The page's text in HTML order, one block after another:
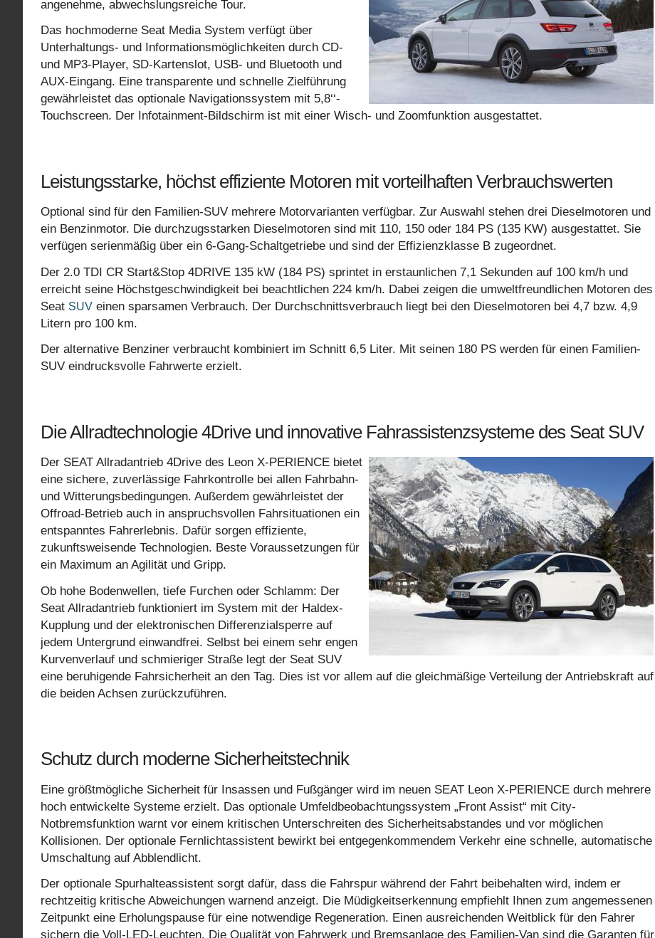
angenehme, abwechslungsreiche Tour.
Das hochmoderne Seat Media System verfügt über
Unterhaltungs- und Informationsmöglichkeiten durch CD-
und MP3-Player, SD-Kartenslot, USB- und Bluetooth und
AUX-Eingang. Eine transparente und schnelle Zielführung
gewährleistet das optionale Navigationssystem mit 5,8‘‘-
Touchscreen. Der Infotainment-Bildschirm ist mit einer Wisch- und Zoomfunktion ausgestattet.
Leistungsstarke, höchst effiziente Motoren mit vorteilhaften Verbrauchswerten
Optional sind für den Familien-SUV mehrere Motorvarianten verfügbar. Zur Auswahl stehen drei Dieselmotoren und
ein Benzinmotor. Die durchzugsstarken Dieselmotoren sind mit 110, 150 oder 184 PS (135 KW) ausgestattet. Sie
verfügen serienmäßig über ein 6-Gang-Schaltgetriebe und sind der Effizienzklasse B zugeordnet.
Der 2.0 TDI CR Start&Stop 4DRIVE 135 kW (184 PS) sprintet in erstaunlichen 7,1 Sekunden auf 100 km/h und
erreicht seine Höchstgeschwindigkeit bei beachtlichen 224 km/h. Dabei zeigen die umweltfreundlichen Motoren des
Seat SUV einen sparsamen Verbrauch. Der Durchschnittsverbrauch liegt bei den Dieselmotoren bei 4,7 bzw. 4,9
Litern pro 100 km.
Der alternative Benziner verbraucht kombiniert im Schnitt 6,5 Liter. Mit seinen 180 PS werden für einen Familien-
SUV eindrucksvolle Fahrwerte erzielt.
Die Allradtechnologie 4Drive und innovative Fahrassistenzsysteme des Seat SUV
Der SEAT Allradantrieb 4Drive des Leon X-PERIENCE bietet
eine sichere, zuverlässige Fahrkontrolle bei allen Fahrbahn-
und Witterungsbedingungen. Außerdem gewährleistet der
Offroad-Betrieb auch in anspruchsvollen Fahrsituationen ein
entspanntes Fahrerlebnis. Dafür sorgen effiziente,
zukunftsweisende Technologien. Beste Voraussetzungen für
ein Maximum an Agilität und Gripp.
Ob hohe Bodenwellen, tiefe Furchen oder Schlamm: Der
Seat Allradantrieb funktioniert im System mit der Haldex-
Kupplung und der elektronischen Differenzialsperre auf
jedem Untergrund einwandfrei. Selbst bei einem sehr engen
Kurvenverlauf und schmieriger Straße legt der Seat SUV
eine beruhigende Fahrsicherheit an den Tag. Dies ist vor allem auf die gleichmäßige Verteilung der Antriebskraft auf
die beiden Achsen zurückzuführen.
Schutz durch moderne Sicherheitstechnik
Eine größtmögliche Sicherheit für Insassen und Fußgänger wird im neuen SEAT Leon X-PERIENCE durch mehrere
hoch entwickelte Systeme erzielt. Das optionale Umfeldbeobachtungssystem „Front Assist“ mit City-
Notbremsfunktion warnt vor einem kritischen Unterschreiten des Sicherheitsabstandes und vor möglichen
Kollisionen. Der optionale Fernlichtassistent bewirkt bei entgegenkommendem Verkehr eine schnelle, automatische
Umschaltung auf Abblendlicht.
Der optionale Spurhalteassistent sorgt dafür, dass die Fahrspur während der Fahrt beibehalten wird, indem er
rechtzeitig kritische Abweichungen warnend anzeigt. Die Müdigkeitserkennung empfiehlt Ihnen zum angemessenen
Zeitpunkt eine Erholungspause für eine notwendige Regeneration. Einen ausreichenden Weitblick für den Fahrer
sichern die Voll-LED-Leuchten. Die Qualität von Fahrwerk und Bremsanlage des Familien-Van sind die Garanten für